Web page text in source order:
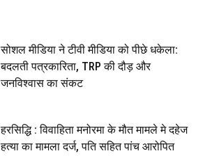
सोशल मीडिया ने टीवी मीडिया को पीछे धकेला:
बदलती पत्रकारिता, TRP की दौड़ और
जनविश्वास का संकट
हरसिद्धि : विवाहिता मनोरमा के मौत मामले मे दहेज
हत्या का मामला दर्ज, पति सहित पांच आरोपित